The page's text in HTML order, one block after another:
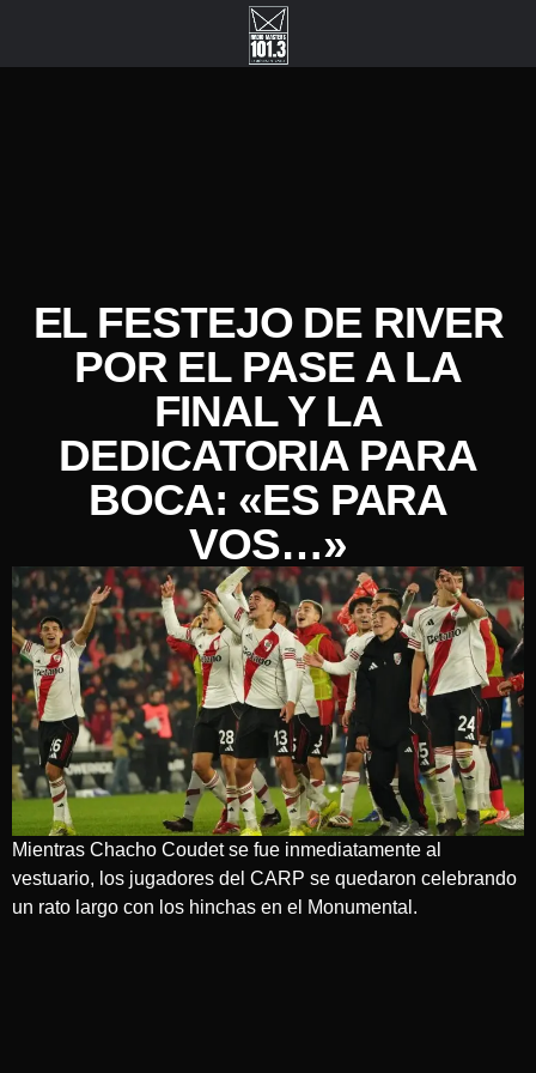
EL FESTEJO DE RIVER
POR EL PASE A LA
FINAL Y LA
DEDICATORIA PARA
BOCA: «ES PARA
VOS…»
Mientras Chacho Coudet se fue inmediatamente al
vestuario, los jugadores del CARP se quedaron celebrando
un rato largo con los hinchas en el Monumental.